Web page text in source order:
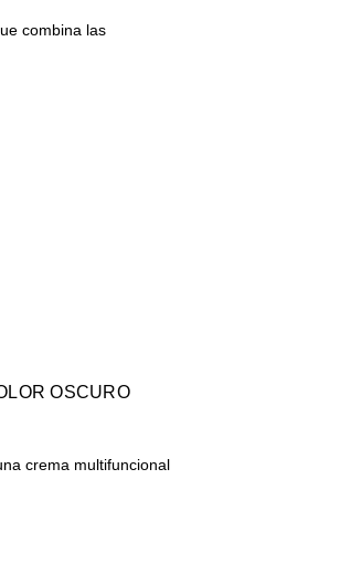
combina las
OSCURO
crema multifuncional